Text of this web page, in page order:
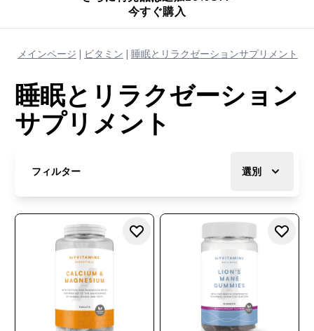
今すぐ購入
メインページ ビタミン 睡眠とリラクゼーションサプリメント
睡眠とリラクゼーション
サプリメント
フィルター 選別